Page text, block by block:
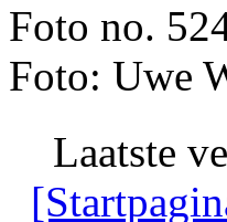
Foto no.
Foto: Uwe
Laatste